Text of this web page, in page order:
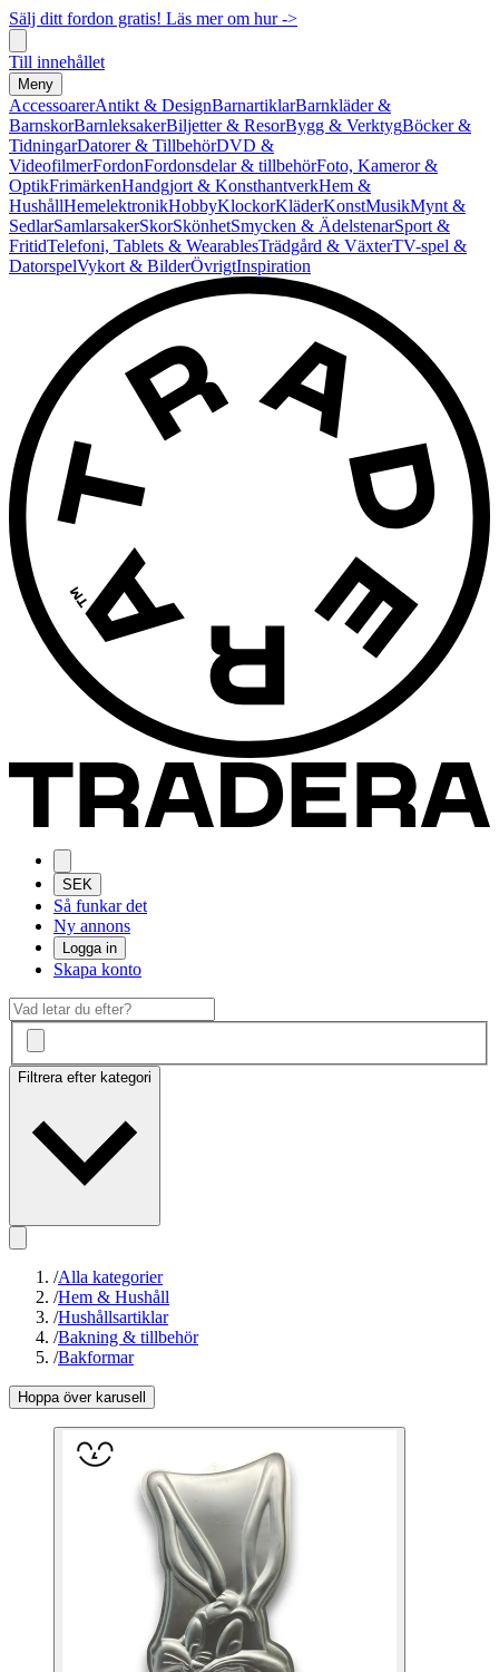
Sälj ditt fordon gratis! Läs mer om hur ->
Till innehållet
Meny
AccessoarerAntikt & DesignBarnartiklarBarnkläder &
BarnskorBarnleksakerBiljetter & ResorBygg & VerktygBöcker &
TidningarDatorer & TillbehörDVD &
VideofilmerFordonFordonsdelar & tillbehörFoto, Kameror &
OptikFrimärkenHandgjort & KonsthantverkHem &
HushållHemelektronikHobbyKlockorKläderKonstMusikMynt &
SedlarSamlarsakerSkorSkönhetSmycken & ÄdelstenarSport &
FritidTelefoni, Tablets & WearablesTrädgård & VäxterTV-spel &
DatorspelVykort & BilderÖvrigtInspiration
SEK
Så funkar det
Ny annons
Logga in
Skapa konto
Filtrera efter kategori
/Alla kategorier
/Hem & Hushåll
/Hushållsartiklar
/Bakning & tillbehör
/Bakformar
Hoppa över karusell